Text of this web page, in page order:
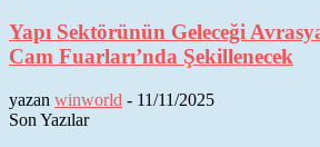
Yapı Sektörünün Geleceği
Cam Fuarları’nda Şekillenecek
yazan winworld - 11/11/2025
Son Yazılar